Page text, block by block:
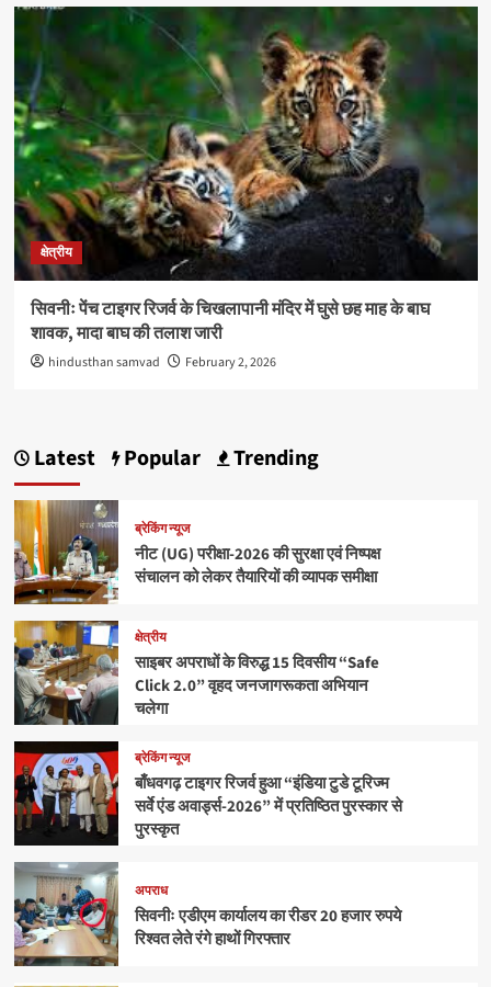
क्षेत्रीय
सिवनीः पेंच टाइगर रिजर्व के चिखलापानी मंदिर में घुसे छह माह के बाघ
शावक, मादा बाघ की तलाश जारी
hindusthan samvad February 2, 2026
Latest Popular Trending
ब्रेकिंग न्यूज
नीट (UG) परीक्षा-2026 की सुरक्षा एवं निष्पक्ष
संचालन को लेकर तैयारियों की व्यापक समीक्षा
क्षेत्रीय
साइबर अपराधों के विरुद्ध 15 दिवसीय “Safe
Click 2.0” वृहद जनजागरूकता अभियान
चलेगा
ब्रेकिंग न्यूज
बाँधवगढ़ टाइगर रिजर्व हुआ “इंडिया टुडे टूरिज्म
सर्वे एंड अवार्ड्स-2026” में प्रतिष्ठित पुरस्कार से
पुरस्कृत
अपराध
सिवनीः एडीएम कार्यालय का रीडर 20 हजार रुपये
रिश्वत लेते रंगे हाथों गिरफ्तार